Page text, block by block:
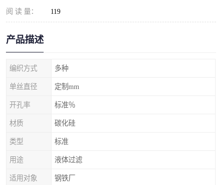
阅 读 量： 119
产品描述
编织方式 多种
单丝直径 定制mm
开孔率 标准％
材质 碳化硅
类型 标准
用途 液体过滤
适用对象 钢铁厂